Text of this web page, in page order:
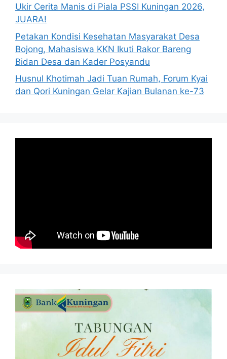
Ukir Cerita Manis di Piala PSSI Kuningan 2026,
JUARA!
Petakan Kondisi Kesehatan Masyarakat Desa
Bojong, Mahasiswa KKN Ikuti Rakor Bareng
Bidan Desa dan Kader Posyandu
Husnul Khotimah Jadi Tuan Rumah, Forum Kyai
dan Qori Kuningan Gelar Kajian Bulanan ke-73